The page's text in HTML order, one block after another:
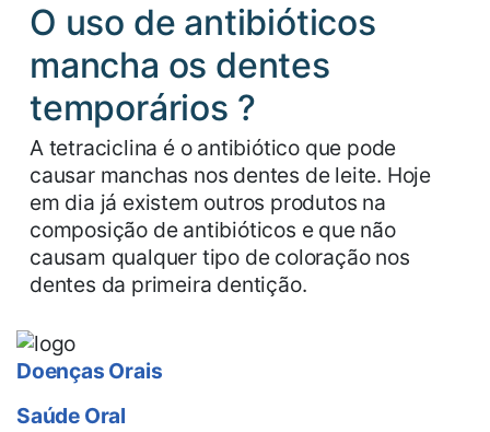
O uso de antibióticos
mancha os dentes
temporários ?
A tetraciclina é o antibiótico que pode
causar manchas nos dentes de leite. Hoje
em dia já existem outros produtos na
composição de antibióticos e que não
causam qualquer tipo de coloração nos
dentes da primeira dentição.
Doenças Orais
Saúde Oral